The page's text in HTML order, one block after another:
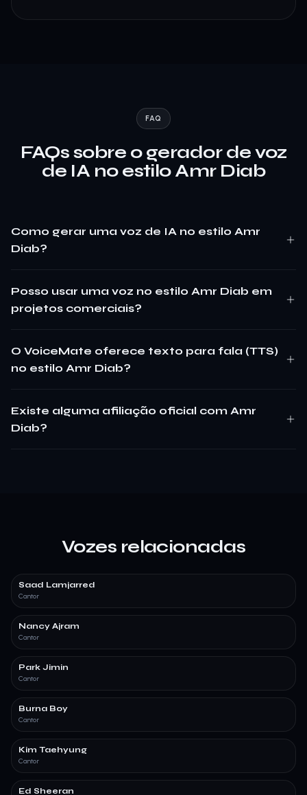
FAQ
FAQs sobre o gerador de voz
de IA no estilo Amr Diab
Como gerar uma voz de IA no estilo Amr
Diab?
Posso usar uma voz no estilo Amr Diab em
projetos comerciais?
O VoiceMate oferece texto para fala (TTS)
no estilo Amr Diab?
Existe alguma afiliação oficial com Amr
Diab?
Vozes relacionadas
Saad Lamjarred
Cantor
Nancy Ajram
Cantor
Park Jimin
Cantor
Burna Boy
Cantor
Kim Taehyung
Cantor
Ed Sheeran